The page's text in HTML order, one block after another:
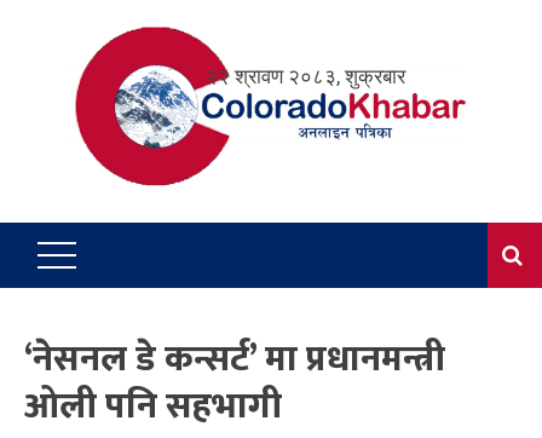
२२ श्रावण २०८३, शुक्रबार
‘नेसनल डे कन्सर्ट’ मा प्रधानमन्त्री
ओली पनि सहभागी